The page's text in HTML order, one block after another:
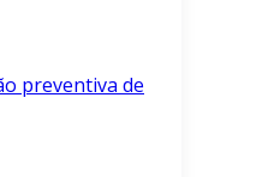
preventiva de